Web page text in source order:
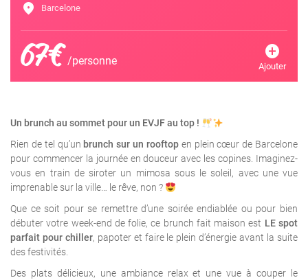
location_on Barcelone
67€/personne add_circle
Ajouter
Un brunch au sommet pour un EVJF au top !
Rien de tel qu’un brunch sur un rooftopen plein cœur de Barcelone
pour commencer la journée en douceur avec les copines. Imaginez-
vous en train de siroter un mimosa sous le soleil, avec une vue
imprenable sur la ville… le rêve, non ?
Que ce soit pour se remettre d’une soirée endiablée ou pour bien
débuter votre week-end de folie, ce brunch fait maison est LE spot
parfait pour chiller, papoter et faire le plein d’énergie avant la suite
des festivités.
Des plats délicieux, une ambiance relax et une vue à couper le